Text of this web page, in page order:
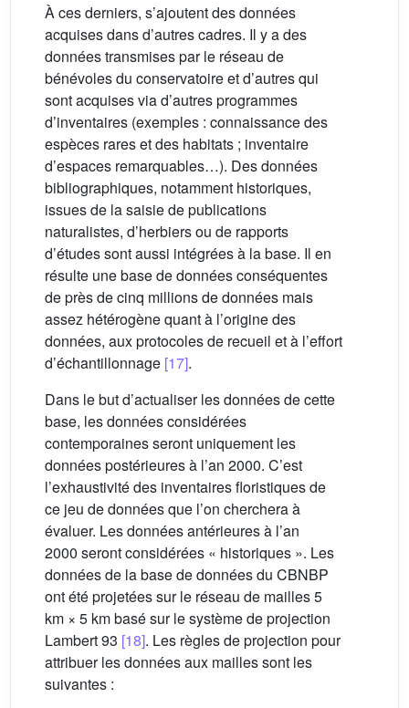
À ces derniers, s’ajoutent des données
acquises dans d’autres cadres. Il y a des
données transmises par le réseau de
bénévoles du conservatoire et d’autres qui
sont acquises via d’autres programmes
d’inventaires (exemples : connaissance des
espèces rares et des habitats ; inventaire
d’espaces remarquables…). Des données
bibliographiques, notamment historiques,
issues de la saisie de publications
naturalistes, d’herbiers ou de rapports
d’études sont aussi intégrées à la base. Il en
résulte une base de données conséquentes
de près de cinq millions de données mais
assez hétérogène quant à l’origine des
données, aux protocoles de recueil et à l’effort
d’échantillonnage [17].
Dans le but d’actualiser les données de cette
base, les données considérées
contemporaines seront uniquement les
données postérieures à l’an 2000. C’est
l’exhaustivité des inventaires floristiques de
ce jeu de données que l’on cherchera à
évaluer. Les données antérieures à l’an
2000 seront considérées « historiques ». Les
données de la base de données du CBNBP
ont été projetées sur le réseau de mailles 5
km × 5 km basé sur le système de projection
Lambert 93 [18]. Les règles de projection pour
attribuer les données aux mailles sont les
suivantes :